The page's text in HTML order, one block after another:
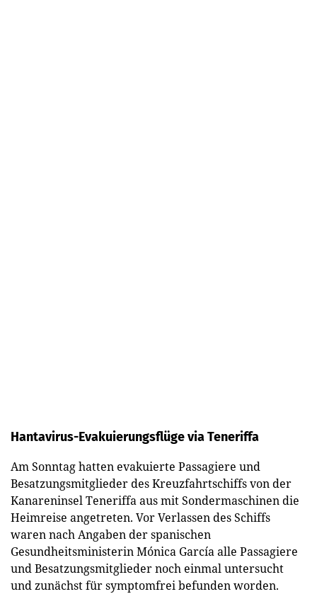
Hantavirus-Evakuierungsflüge via Teneriffa
Am Sonntag hatten evakuierte Passagiere und
Besatzungsmitglieder des Kreuzfahrtschiffs von der
Kanareninsel Teneriffa aus mit Sondermaschinen die
Heimreise angetreten. Vor Verlassen des Schiffs
waren nach Angaben der spanischen
Gesundheitsministerin Mónica García alle Passagiere
und Besatzungsmitglieder noch einmal untersucht
und zunächst für symptomfrei befunden worden.